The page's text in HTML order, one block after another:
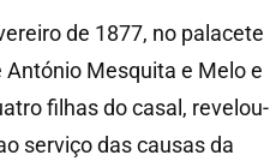
de 1877, no palacete
Mesquita e Melo e
filhas do casal, revelou-
serviço das causas da